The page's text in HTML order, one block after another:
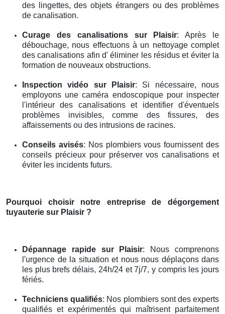
des lingettes, des objets étrangers ou des problèmes
de canalisation.
Curage des canalisations sur Plaisir: Après le
débouchage, nous effectuons à un nettoyage complet
des canalisations afin d' éliminer les résidus et éviter la
formation de nouveaux obstructions.
Inspection vidéo sur Plaisir: Si nécessaire, nous
employons une caméra endoscopique pour inspecter
l'intérieur des canalisations et identifier d'éventuels
problèmes invisibles, comme des fissures, des
affaissements ou des intrusions de racines.
Conseils avisés: Nos plombiers vous fournissent des
conseils précieux pour préserver vos canalisations et
éviter les incidents futurs.
Pourquoi choisir notre entreprise de dégorgement
tuyauterie sur Plaisir ?
Dépannage rapide sur Plaisir: Nous comprenons
l'urgence de la situation et nous nous déplaçons dans
les plus brefs délais, 24h/24 et 7j/7, y compris les jours
fériés.
Techniciens qualifiés: Nos plombiers sont des experts
qualifiés et expérimentés qui maîtrisent parfaitement